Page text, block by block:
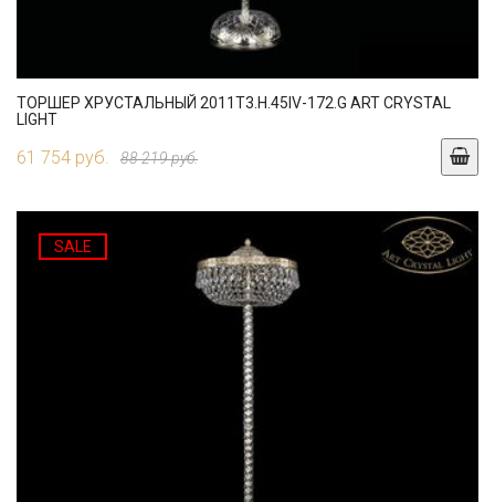
ТОРШЕР ХРУСТАЛЬНЫЙ 2011T3.H.45IV-172.G ART CRYSTAL
LIGHT
61 754 руб. 88 219 руб.
SALE